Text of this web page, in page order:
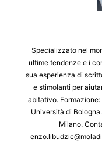
Specializzato nel
ultime tendenze e i
sua esperienza di
e stimolanti per
abitativo.
Università di
Milano.